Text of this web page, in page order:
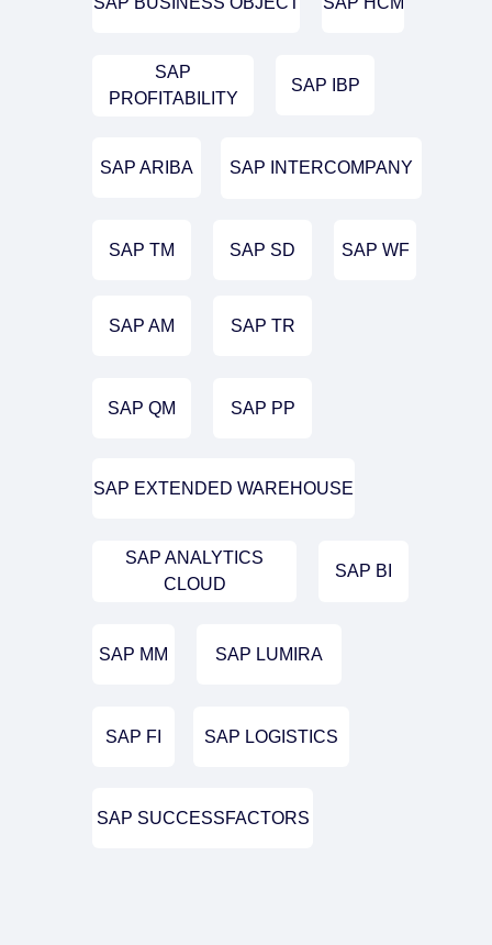
SAP ANALYTICS
CLOUD
SAP AM
SAP ARIBA
SAP BI
SAP EXTENDED WAREHOUSE
SAP IBP
SAP LOGISTICS
SAP LUMIRA
SAP FI
SAP MM
SAP PP
SAP
PROFITABILITY
SAP SD
SAP SUCCESSFACTORS
SAP TM
SAP TR
SAP QM
SAP WF
SAP INTERCOMPANY